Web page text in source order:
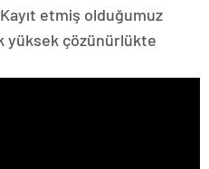
etmiş olduğumuz
yüksek çözünürlükte